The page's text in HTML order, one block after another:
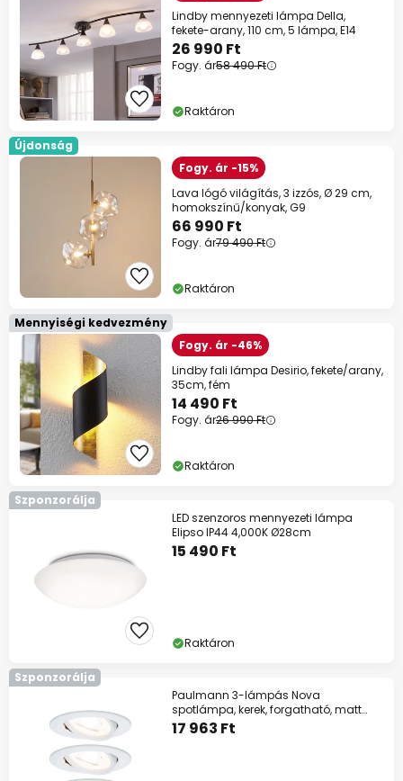
Lindby mennyezeti lámpa Della,
fekete-arany, 110 cm, 5 lámpa, E14
26 990 Ft
Fogy. ár58 490 Ft
Raktáron
Újdonság
Fogy. ár -15%
Lava lógó világítás, 3 izzós, Ø 29 cm,
homokszínű/konyak, G9
66 990 Ft
Fogy. ár79 490 Ft
Raktáron
Mennyiségi kedvezmény
Fogy. ár -46%
Lindby fali lámpa Desirio, fekete/arany,
35cm, fém
14 490 Ft
Fogy. ár26 990 Ft
Raktáron
Szponzorálja
LED szenzoros mennyezeti lámpa
Elipso IP44 4,000K Ø28cm
15 490 Ft
Raktáron
Szponzorálja
Paulmann 3-lámpás Nova
spotlámpa, kerek, forgatható, matt
fehér, GU10, 2700K
17 963 Ft